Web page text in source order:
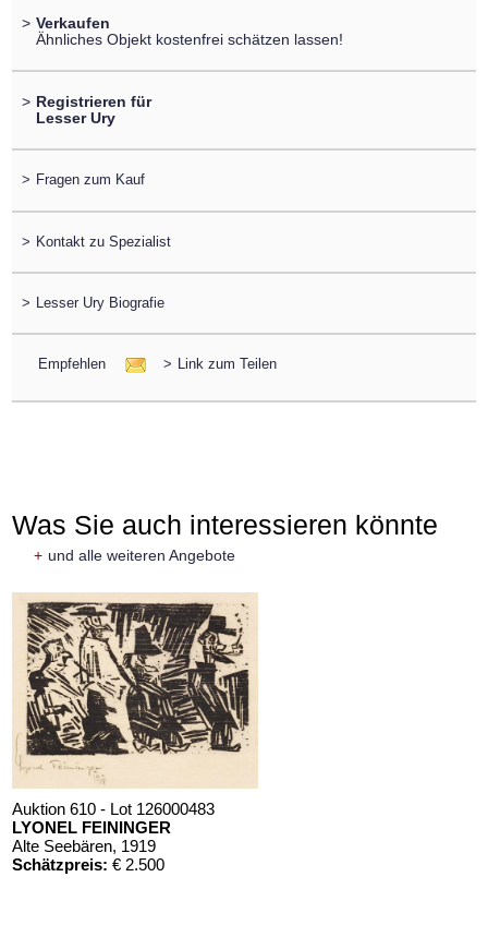
> Verkaufen
Ähnliches Objekt kostenfrei schätzen lassen!
> Registrieren für
Lesser Ury
> Fragen zum Kauf
> Kontakt zu Spezialist
> Lesser Ury Biografie
Empfehlen > Link zum Teilen
Was Sie auch interessieren könnte
+ und alle weiteren Angebote
Auktion 610 - Lot 126000483
LYONEL FEININGER
Alte Seebären, 1919
Schätzpreis: € 2.500